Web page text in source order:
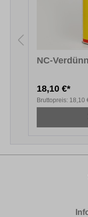
NC-
18,10 €*
Bruttopreis: 18,10